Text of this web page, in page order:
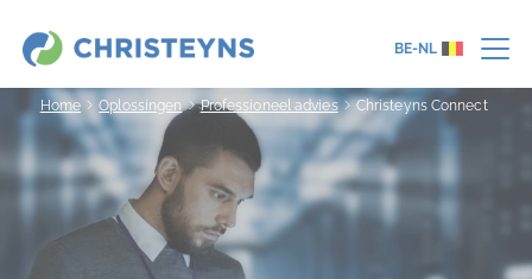
BE-NL
Home Oplossingen Professioneel advies Christeyns Connect